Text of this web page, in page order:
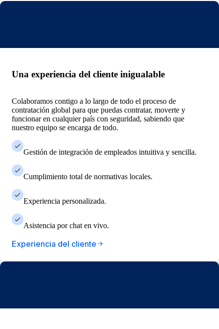
Una experiencia del cliente inigualable
Colaboramos contigo a lo largo de todo el proceso de
contratación global para que puedas contratar, moverte y
funcionar en cualquier país con seguridad, sabiendo que
nuestro equipo se encarga de todo.
Gestión de integración de empleados intuitiva y sencilla.
Cumplimiento total de normativas locales.
Experiencia personalizada.
Asistencia por chat en vivo.
Experiencia del cliente